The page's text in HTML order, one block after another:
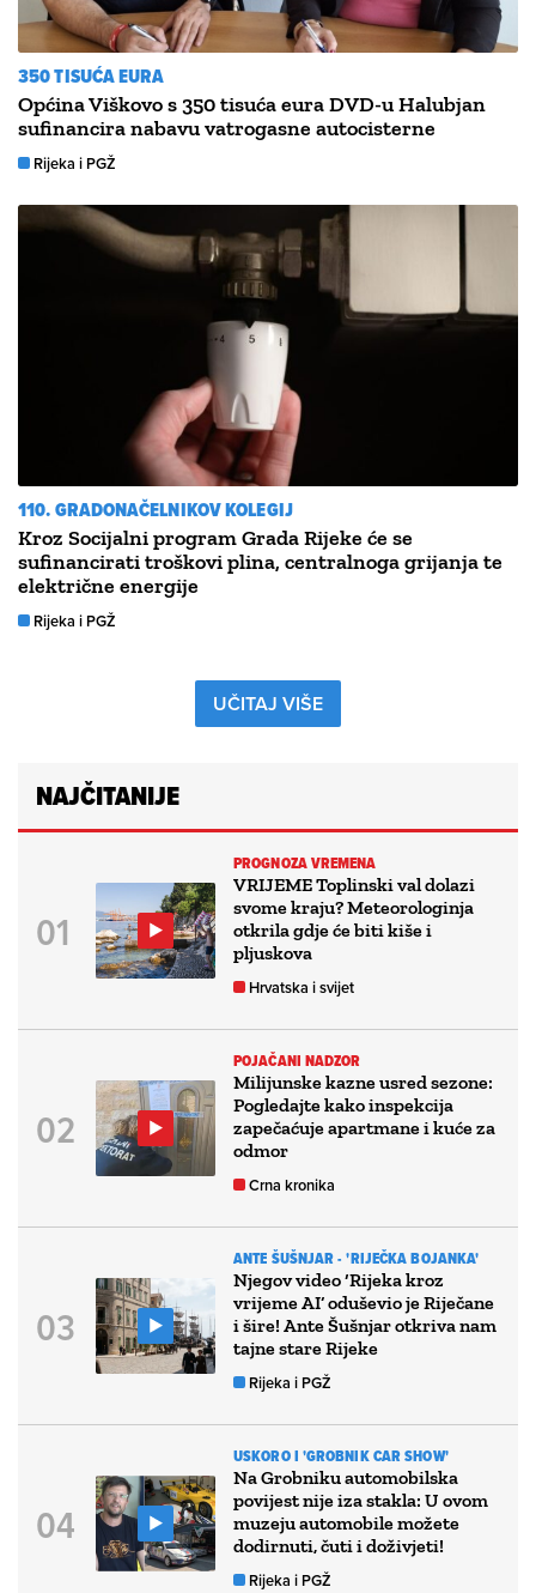
350 TISUĆA EURA
Općina Viškovo s 350 tisuća eura DVD-u Halubjan
sufinancira nabavu vatrogasne autocisterne
Rijeka i PGŽ
110. GRADONAČELNIKOV KOLEGIJ
Kroz Socijalni program Grada Rijeke će se
sufinancirati troškovi plina, centralnoga grijanja te
električne energije
Rijeka i PGŽ
UČITAJ VIŠE
NAJČITANIJE
PROGNOZA VREMENA
VRIJEME Toplinski val dolazi
svome kraju? Meteorologinja
otkrila gdje će biti kiše i
pljuskova
Hrvatska i svijet
POJAČANI NADZOR
Milijunske kazne usred sezone:
Pogledajte kako inspekcija
zapečaćuje apartmane i kuće za
odmor
Crna kronika
ANTE ŠUŠNJAR - 'RIJEČKA BOJANKA'
Njegov video ‘Rijeka kroz
vrijeme AI’ oduševio je Riječane
i šire! Ante Šušnjar otkriva nam
tajne stare Rijeke
Rijeka i PGŽ
USKORO I 'GROBNIK CAR SHOW'
Na Grobniku automobilska
povijest nije iza stakla: U ovom
muzeju automobile možete
dodirnuti, čuti i doživjeti!
Rijeka i PGŽ